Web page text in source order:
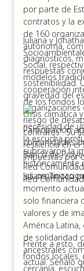
por parte de
contratos y la
de 160
autónoma,
diagnósticos,
respuestas
sostenibilidad.
gravedad del
organizaciones
riesgo de
contratos”. Su
resiliencia en el
impuestas por
Juliana y
Social,
modelos
cooperación
de los fondos
crisis climática
necesidad de
la escucha
subrayaron la
históricamente
las
Participación
comunidades
Banco de
Red
Red
Juliana Tinoco
momento
solo financiera
valores y de
América
de solidaridad
ancestrales
actual. Señaló
Frente a esto,
fondos locales,
cercanía,